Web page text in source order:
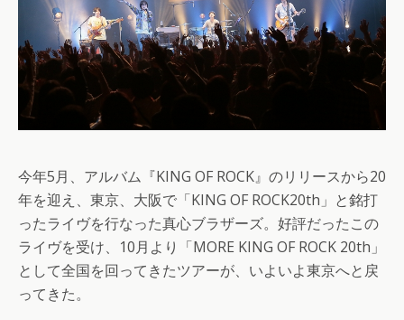
今年5月、アルバム『KING OF ROCK』のリリースから20
年を迎え、東京、大阪で「KING OF ROCK20th」と銘打
ったライヴを行なった真心ブラザーズ。好評だったこの
ライヴを受け、10月より「MORE KING OF ROCK 20th」
として全国を回ってきたツアーが、いよいよ東京へと戻
ってきた。